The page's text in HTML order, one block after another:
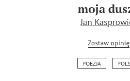
moja
Jan
Zostaw opinię
POEZJA